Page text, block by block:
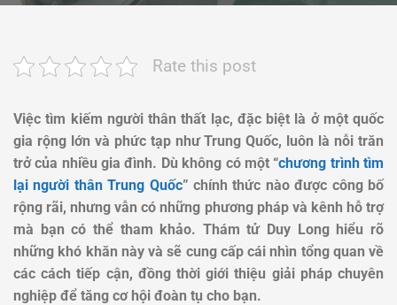
Rate this post
Việc tìm kiếm người thân thất lạc, đặc biệt là ở một quốc
gia rộng lớn và phức tạp như Trung Quốc, luôn là nỗi trăn
trở của nhiều gia đình. Dù không có một “chương trình tìm
lại người thân Trung Quốc” chính thức nào được công bố
rộng rãi, nhưng vẫn có những phương pháp và kênh hỗ trợ
mà bạn có thể tham khảo. Thám tử Duy Long hiểu rõ
những khó khăn này và sẽ cung cấp cái nhìn tổng quan về
các cách tiếp cận, đồng thời giới thiệu giải pháp chuyên
nghiệp để tăng cơ hội đoàn tụ cho bạn.